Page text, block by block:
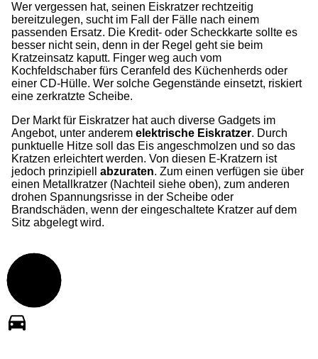
Wer vergessen hat, seinen Eiskratzer rechtzeitig
bereitzulegen, sucht im Fall der Fälle nach einem
passenden Ersatz. Die Kredit- oder Scheckkarte sollte es
besser nicht sein, denn in der Regel geht sie beim
Kratzeinsatz kaputt. Finger weg auch vom
Kochfeldschaber fürs Ceranfeld des Küchenherds oder
einer CD-Hülle. Wer solche Gegenstände einsetzt, riskiert
eine zerkratzte Scheibe.
Der Markt für Eiskratzer hat auch diverse Gadgets im
Angebot, unter anderem elektrische Eiskratzer. Durch
punktuelle Hitze soll das Eis angeschmolzen und so das
Kratzen erleichtert werden. Von diesen E-Kratzern ist
jedoch prinzipiell abzuraten. Zum einen verfügen sie über
einen Metallkratzer (Nachteil siehe oben), zum anderen
drohen Spannungsrisse in der Scheibe oder
Brandschäden, wenn der eingeschaltete Kratzer auf dem
Sitz abgelegt wird.